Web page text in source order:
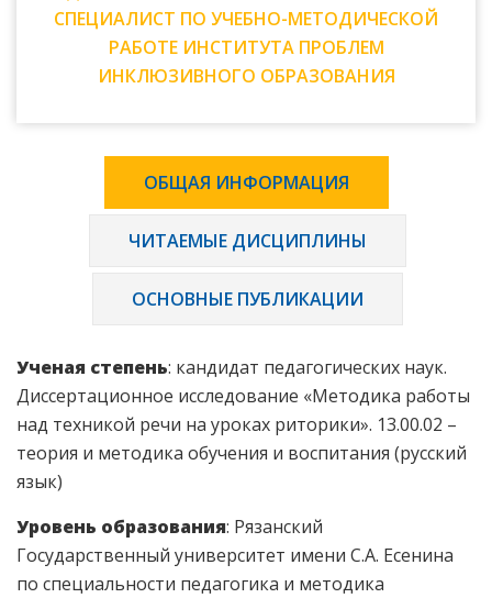
СПЕЦИАЛИСТ ПО УЧЕБНО-МЕТОДИЧЕСКОЙ
РАБОТЕ ИНСТИТУТА ПРОБЛЕМ
ИНКЛЮЗИВНОГО ОБРАЗОВАНИЯ
ОБЩАЯ ИНФОРМАЦИЯ
ЧИТАЕМЫЕ ДИСЦИПЛИНЫ
ОСНОВНЫЕ ПУБЛИКАЦИИ
Ученая степень: кандидат педагогических наук.
Диссертационное исследование «Методика работы
над техникой речи на уроках риторики». 13.00.02 –
теория и методика обучения и воспитания (русский
язык)
Уровень образования: Рязанский
Государственный университет имени С.А. Есенина
по специальности педагогика и методика